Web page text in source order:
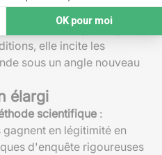
sur l'évidence plutôt que
elle incite les
sous un angle nouveau
élargi
scientifique :
en légitimité en
d'enquête rigoureuses